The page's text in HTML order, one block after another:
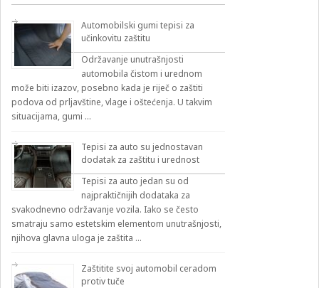
Automobilski gumi tepisi za
učinkovitu zaštitu
Održavanje unutrašnjosti
automobila čistom i urednom
može biti izazov, posebno kada je riječ o zaštiti
podova od prljavštine, vlage i oštećenja. U takvim
situacijama, gumi …
Tepisi za auto su jednostavan
dodatak za zaštitu i urednost
Tepisi za auto jedan su od
najpraktičnijih dodataka za
svakodnevno održavanje vozila. Iako se često
smatraju samo estetskim elementom unutrašnjosti,
njihova glavna uloga je zaštita …
Zaštitite svoj automobil ceradom
protiv tuče